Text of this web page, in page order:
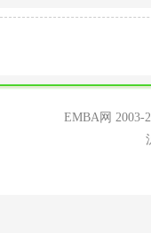
EMBA网 2003-